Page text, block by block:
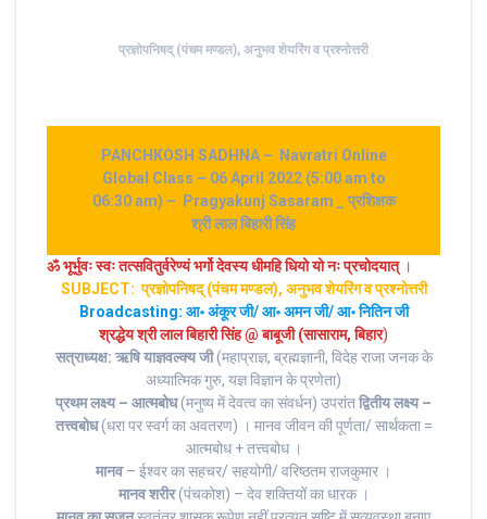
प्रज्ञोपनिषद् (पंचम मण्डल), अनुभव शेयरिंग व प्रश्नोत्तरी
PANCHKOSH SADHNA – Navratri Online
Global Class – 06 April 2022 (5:00 am to
06:30 am) – Pragyakunj Sasaram _ प्रशिक्षक
श्री लाल बिहारी सिंह
ॐ भूर्भुवः स्‍वः तत्‍सवितुर्वरेण्‍यं भर्गो देवस्य धीमहि धियो यो नः प्रचोदयात्‌।
SUBJECT: प्रज्ञोपनिषद् (पंचम मण्डल), अनुभव शेयरिंग व प्रश्नोत्तरी
Broadcasting: आ॰ अंकूर जी/ आ॰ अमन जी/ आ॰ नितिन जी
श्रद्धेय श्री लाल बिहारी सिंह @ बाबूजी (सासाराम, बिहार)
सत्राध्यक्ष: ऋषि याज्ञवल्क्य जी(महाप्राज्ञ, ब्रह्मज्ञानी, विदेह राजा जनक के
अध्यात्मिक गुरु, यज्ञ विज्ञान के प्रणेता)
प्रथम लक्ष्य – आत्मबोध(मनुष्य में देवत्व का संवर्धन) उपरांतद्वितीय लक्ष्य –
तत्त्वबोध(धरा पर स्वर्ग का अवतरण) । मानव जीवन की पूर्णता/ सार्थकता =
आत्मबोध + तत्त्वबोध ।
मानव– ईश्वर का सहचर/ सहयोगी/ वरिष्ठतम राजकुमार ।
मानव शरीर(पंचकोश) – देव शक्तियों का धारक ।